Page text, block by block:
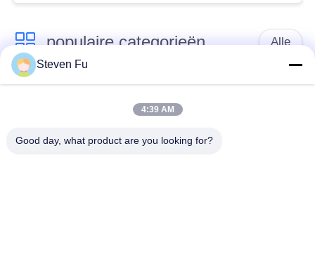
populaire categorieën Alle
stalen structuur
De Workshop van de
staalstructuur
de bouw van de
De vervaardiging van
Steven Fu
4:39 AM
Good day, what product are you looking for?